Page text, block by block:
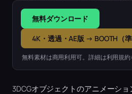
無料ダウンロード
4K・透過・AE版 → BOOTH（準
無料素材は商用利用可。詳細は利用規約
3DCGオブジェクトのアニメーショ